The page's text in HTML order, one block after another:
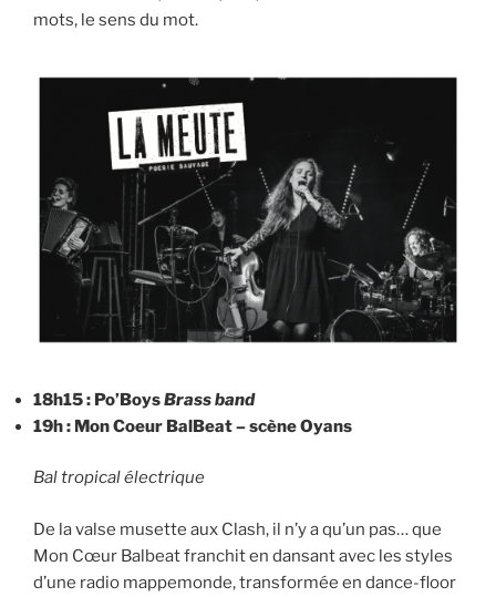
mots, le sens du mot.
18h15 : Po’BoysBrass band
19h : Mon Coeur BalBeat – scène Oyans
Bal tropical électrique
De la valse musette aux Clash, il n’y a qu’un pas… que
Mon Cœur Balbeat franchit en dansant avec les styles
d’une radio mappemonde, transformée en dance-floor